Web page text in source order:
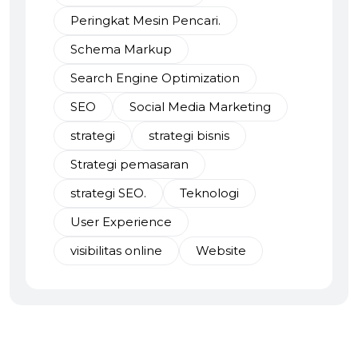
Peringkat Mesin Pencari.
Schema Markup
Search Engine Optimization
SEO
Social Media Marketing
strategi
strategi bisnis
Strategi pemasaran
strategi SEO.
Teknologi
User Experience
visibilitas online
Website